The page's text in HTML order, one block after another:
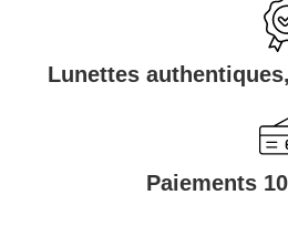
Lunettes
Paiements